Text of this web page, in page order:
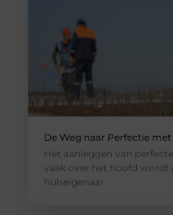
De Weg naar Perfectie
Het aanleggen van
vaak over het hoofd wordt
huiseigenaar